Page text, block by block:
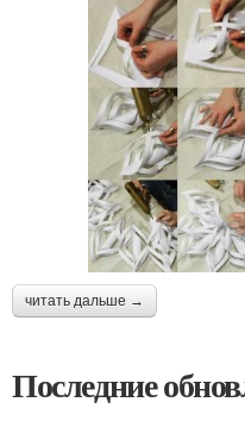
читать дальше →
Последние